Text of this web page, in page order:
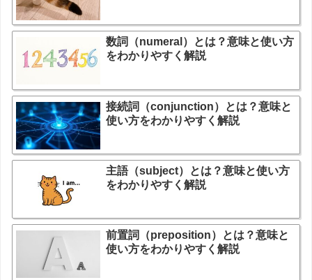
数詞（numeral）とは？意味と使い方
をわかりやすく解説
接続詞（conjunction）とは？意味と
使い方をわかりやすく解説
主語（subject）とは？意味と使い方
をわかりやすく解説
前置詞（preposition）とは？意味と
使い方をわかりやすく解説